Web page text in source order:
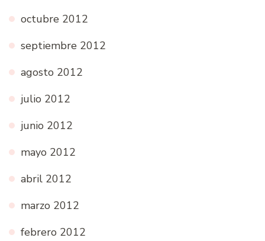
octubre 2012
septiembre 2012
agosto 2012
julio 2012
junio 2012
mayo 2012
abril 2012
marzo 2012
febrero 2012